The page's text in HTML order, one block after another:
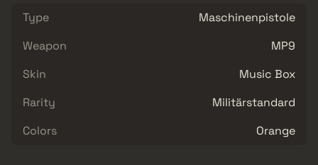
Type
Maschinenpistole
Weapon
MP9
Skin
Music Box
Rarity
Militärstandard
Colors
Orange